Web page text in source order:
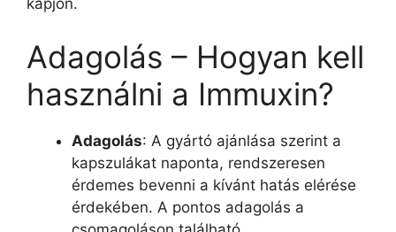
kapjon.
Adagolás – Hogyan kell
használni a Immuxin?
Adagolás: A gyártó ajánlása szerint a
kapszulákat naponta, rendszeresen
érdemes bevenni a kívánt hatás elérése
érdekében. A pontos adagolás a